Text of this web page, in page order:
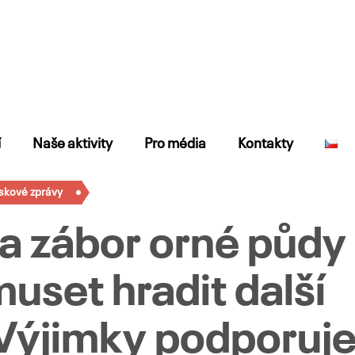
Naše aktivity Pro média Kontakty
zprávy
zábor orné půdy
hradit další